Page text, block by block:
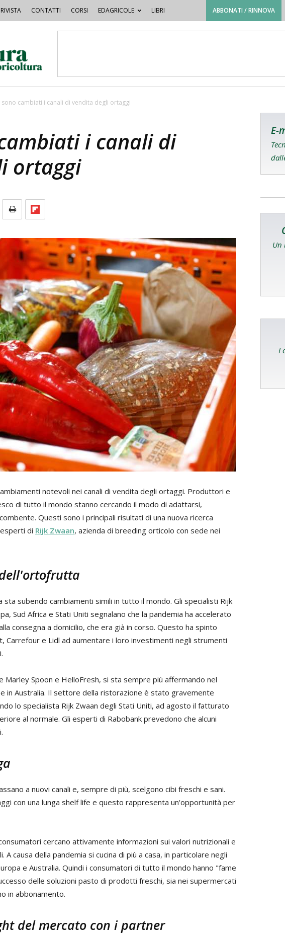
CONTATTI CORSI EDAGRICOLE LIBRI ABBONATI / RINNOVA
sono cambiati i canali di vendita degli ortaggi
i canali di
ortaggi
notevoli nei canali di vendita degli ortaggi. Produttori e
di tutto il mondo stanno cercando il modo di adattarsi,
Questi sono i principali risultati di una nuova ricerca
di Rijk Zwaan, azienda di breeding orticolo con sede nei
subendo cambiamenti simili in tutto il mondo. Gli specialisti Rijk
Sud Africa e Stati Uniti segnalano che la pandemia ha accelerato
consegna a domicilio, che era già in corso. Questo ha spinto
Carrefour e Lidl ad aumentare i loro investimenti negli strumenti
Marley Spoon e HelloFresh, si sta sempre più affermando nel
in Australia. Il settore della ristorazione è stato gravemente
lo specialista Rijk Zwaan degli Stati Uniti, ad agosto il fatturato
al normale. Gli esperti di Rabobank prevedono che alcuni
a nuovi canali e, sempre di più, scelgono cibi freschi e sani.
con una lunga shelf life e questo rappresenta un'opportunità per
cercano attivamente informazioni sui valori nutrizionali e
causa della pandemia si cucina di più a casa, in particolare negli
e Australia. Quindi i consumatori di tutto il mondo hanno "fame
delle soluzioni pasto di prodotti freschi, sia nei supermercati
in abbonamento.
del mercato con i partner
E-
Un
I